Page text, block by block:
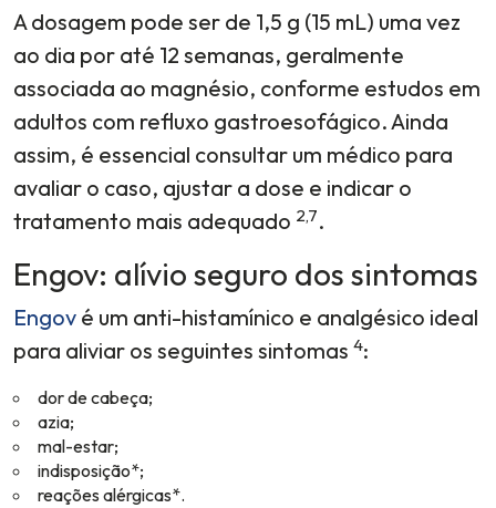
A dosagem pode ser de 1,5 g (15 mL) uma vez
ao dia por até 12 semanas, geralmente
associada ao magnésio, conforme estudos em
adultos com refluxo gastroesofágico. Ainda
assim, é essencial consultar um médico para
avaliar o caso, ajustar a dose e indicar o
tratamento mais adequado 2,7.
Engov: alívio seguro dos sintomas
Engov é um anti-histamínico e analgésico ideal
para aliviar os seguintes sintomas 4:
dor de cabeça;
azia;
mal-estar;
indisposição*;
reações alérgicas*.